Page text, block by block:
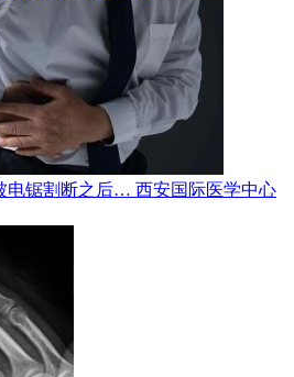
电锯割断之后… 西安国际医学中心